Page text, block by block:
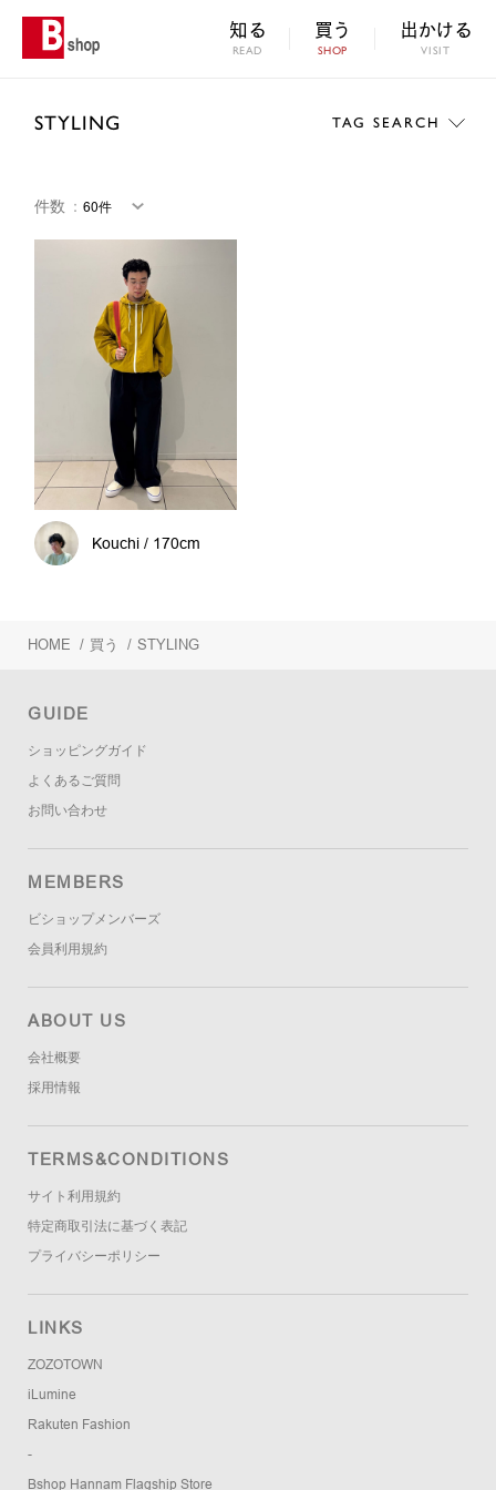
知る
READ
買う
SHOP
出かける
VISIT
STYLING TAG SEARCH
件数 ：
Kouchi / 170cm
HOME / 買う / STYLING
GUIDE
ショッピングガイド
よくあるご質問
お問い合わせ
MEMBERS
ビショップメンバーズ
会員利用規約
ABOUT US
会社概要
採用情報
TERMS&CONDITIONS
サイト利用規約
特定商取引法に基づく表記
プライバシーポリシー
LINKS
ZOZOTOWN
iLumine
Rakuten Fashion
-
Bshop Hannam Flagship Store